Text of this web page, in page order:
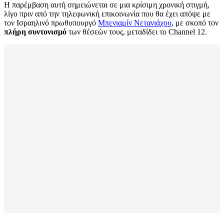
Η παρέμβαση αυτή σημειώνεται σε μια κρίσιμη χρονική στιγμή,
λίγο πριν από την τηλεφωνική επικοινωνία που θα έχει απόψε με
τον Ισραηλινό πρωθυπουργό Μπενιαμίν Νετανιάχου, με σκοπό τον
πλήρη συντονισμό των θέσεών τους, μεταδίδει το Channel 12.